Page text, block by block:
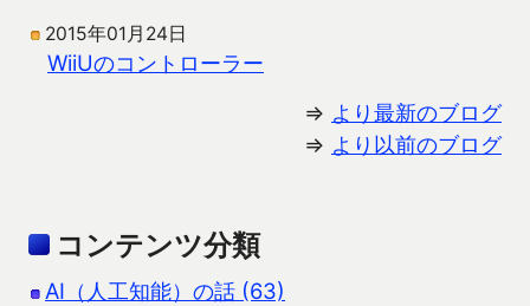
2015年01月24日
WiiUのコントローラー
⇒ より最新のブログ
⇒ より以前のブログ
コンテンツ分類
AI（人工知能）の話 (63)